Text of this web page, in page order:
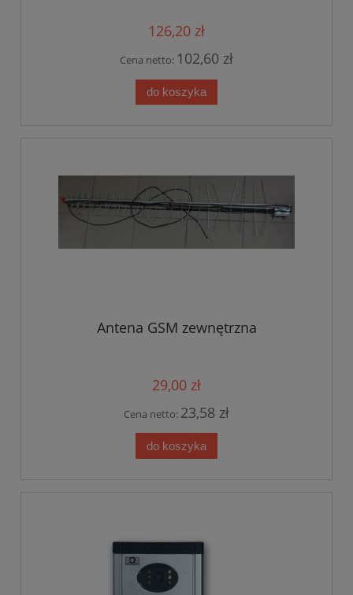
126,20 zł
Cena netto: 102,60 zł
do koszyka
Antena GSM zewnętrzna
29,00 zł
Cena netto: 23,58 zł
do koszyka